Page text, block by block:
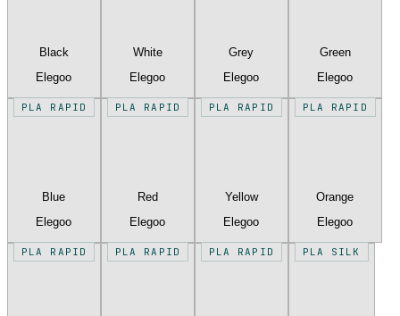
Black
Elegoo
White
Elegoo
Grey
Elegoo
Green
Elegoo
PLA RAPID
Blue
Elegoo
PLA RAPID
Red
Elegoo
PLA RAPID
Yellow
Elegoo
PLA RAPID
Orange
Elegoo
PLA RAPID PLA RAPID PLA RAPID PLA SILK